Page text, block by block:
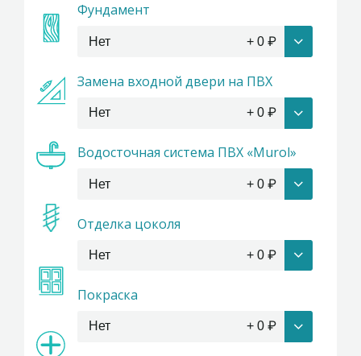
Фундамент
Нет + 0 ₽
Замена входной двери на ПВХ
Нет + 0 ₽
Водосточная система ПВХ «Murol»
Нет + 0 ₽
Отделка цоколя
Нет + 0 ₽
Покраска
Нет + 0 ₽